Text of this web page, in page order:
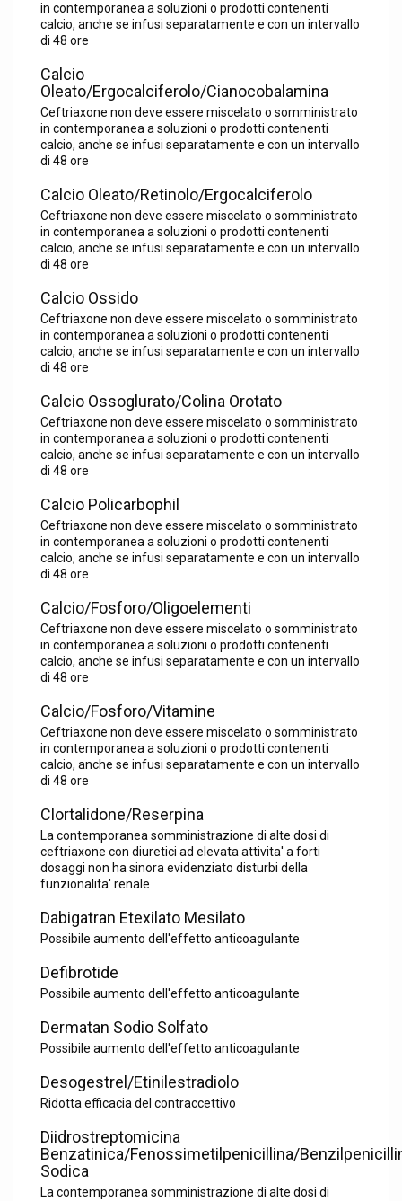
in contemporanea a soluzioni o prodotti contenenti
calcio, anche se infusi separatamente e con un intervallo
di 48 ore
Calcio
Oleato/Ergocalciferolo/Cianocobalamina
Ceftriaxone non deve essere miscelato o somministrato
in contemporanea a soluzioni o prodotti contenenti
calcio, anche se infusi separatamente e con un intervallo
di 48 ore
Calcio Oleato/Retinolo/Ergocalciferolo
Ceftriaxone non deve essere miscelato o somministrato
in contemporanea a soluzioni o prodotti contenenti
calcio, anche se infusi separatamente e con un intervallo
di 48 ore
Calcio Ossido
Ceftriaxone non deve essere miscelato o somministrato
in contemporanea a soluzioni o prodotti contenenti
calcio, anche se infusi separatamente e con un intervallo
di 48 ore
Calcio Ossoglurato/Colina Orotato
Ceftriaxone non deve essere miscelato o somministrato
in contemporanea a soluzioni o prodotti contenenti
calcio, anche se infusi separatamente e con un intervallo
di 48 ore
Calcio Policarbophil
Ceftriaxone non deve essere miscelato o somministrato
in contemporanea a soluzioni o prodotti contenenti
calcio, anche se infusi separatamente e con un intervallo
di 48 ore
Calcio/Fosforo/Oligoelementi
Ceftriaxone non deve essere miscelato o somministrato
in contemporanea a soluzioni o prodotti contenenti
calcio, anche se infusi separatamente e con un intervallo
di 48 ore
Calcio/Fosforo/Vitamine
Ceftriaxone non deve essere miscelato o somministrato
in contemporanea a soluzioni o prodotti contenenti
calcio, anche se infusi separatamente e con un intervallo
di 48 ore
Clortalidone/Reserpina
La contemporanea somministrazione di alte dosi di
ceftriaxone con diuretici ad elevata attivita' a forti
dosaggi non ha sinora evidenziato disturbi della
funzionalita' renale
Dabigatran Etexilato Mesilato
Possibile aumento dell'effetto anticoagulante
Defibrotide
Possibile aumento dell'effetto anticoagulante
Dermatan Sodio Solfato
Possibile aumento dell'effetto anticoagulante
Desogestrel/Etinilestradiolo
Ridotta efficacia del contraccettivo
Diidrostreptomicina
Benzatinica/Fenossimetilpenicillina/
Sodica
La contemporanea somministrazione di alte dosi di